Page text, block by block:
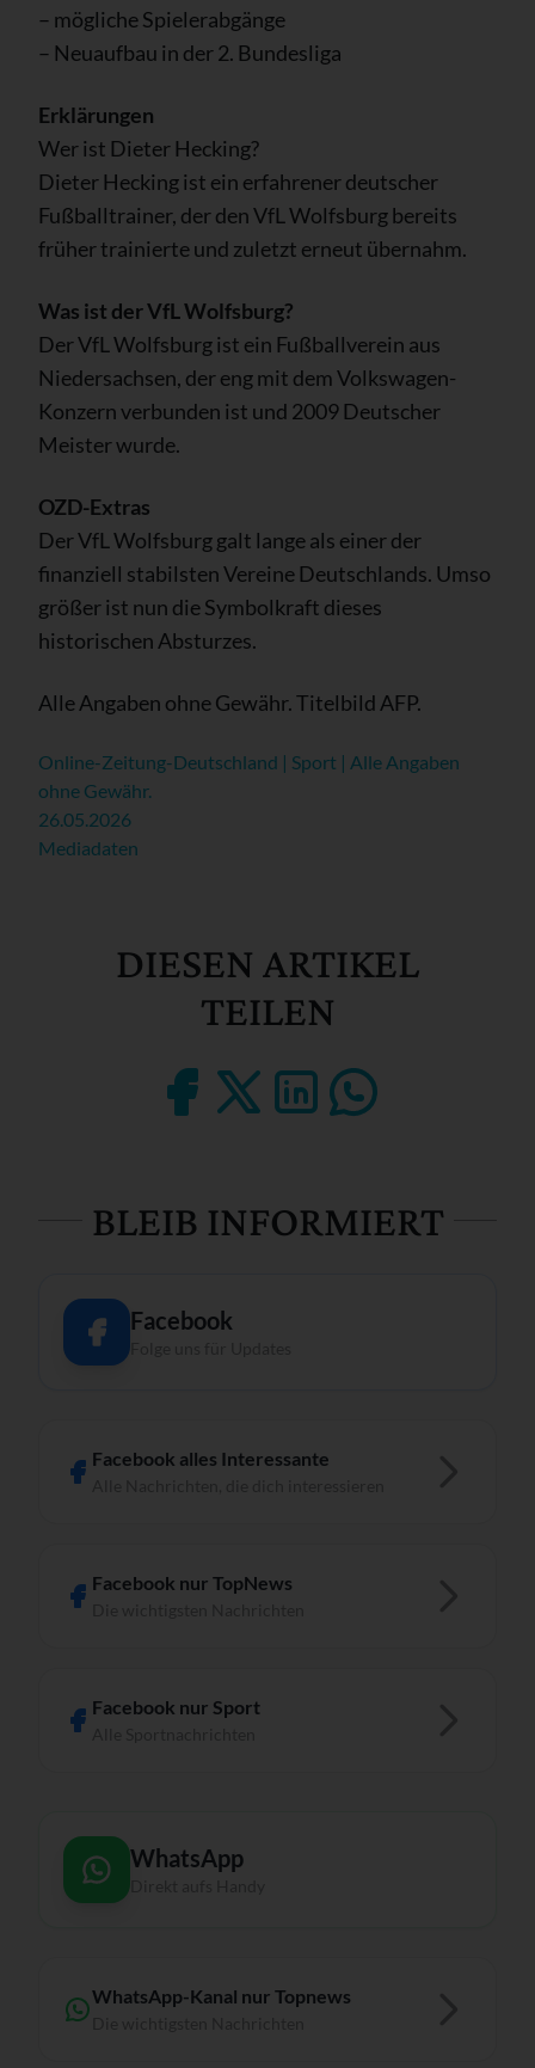
– mögliche Spielerabgänge
– Neuaufbau in der 2. Bundesliga
Erklärungen
Wer ist Dieter Hecking?
Dieter Hecking ist ein erfahrener deutscher
Fußballtrainer, der den VfL Wolfsburg bereits
früher trainierte und zuletzt erneut übernahm.
Was ist der VfL Wolfsburg?
Der VfL Wolfsburg ist ein Fußballverein aus
Niedersachsen, der eng mit dem Volkswagen-
Konzern verbunden ist und 2009 Deutscher
Meister wurde.
OZD-Extras
Der VfL Wolfsburg galt lange als einer der
finanziell stabilsten Vereine Deutschlands. Umso
größer ist nun die Symbolkraft dieses
historischen Absturzes.
Alle Angaben ohne Gewähr. Titelbild AFP.
Online-Zeitung-Deutschland | Sport | Alle Angaben
ohne Gewähr.
26.05.2026
Mediadaten
DIESEN ARTIKEL
TEILEN
BLEIB INFORMIERT
Facebook
Facebook alles Interessante
Facebook nur TopNews
Facebook nur Sport
WhatsApp
WhatsApp-Kanal nur Topnews